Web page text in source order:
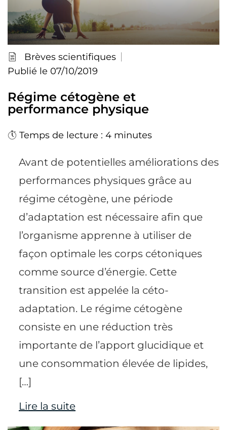
Brèves scientifiques
Publié le 07/10/2019
Régime cétogène et
performance physique
Temps de lecture : 4 minutes
Avant de potentielles améliorations des
performances physiques grâce au
régime cétogène, une période
d’adaptation est nécessaire afin que
l’organisme apprenne à utiliser de
façon optimale les corps cétoniques
comme source d’énergie. Cette
transition est appelée la céto-
adaptation. Le régime cétogène
consiste en une réduction très
importante de l’apport glucidique et
une consommation élevée de lipides,
[…]
Lire la suite